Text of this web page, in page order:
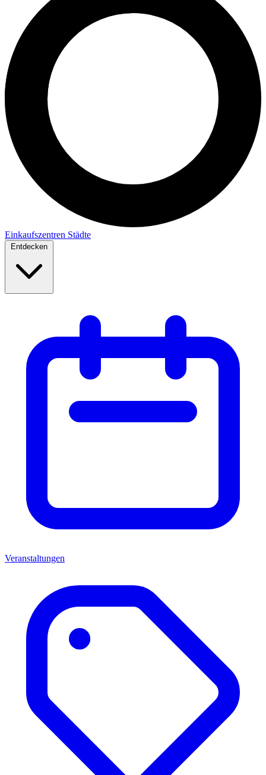
Einkaufszentren Städte
Entdecken
Veranstaltungen